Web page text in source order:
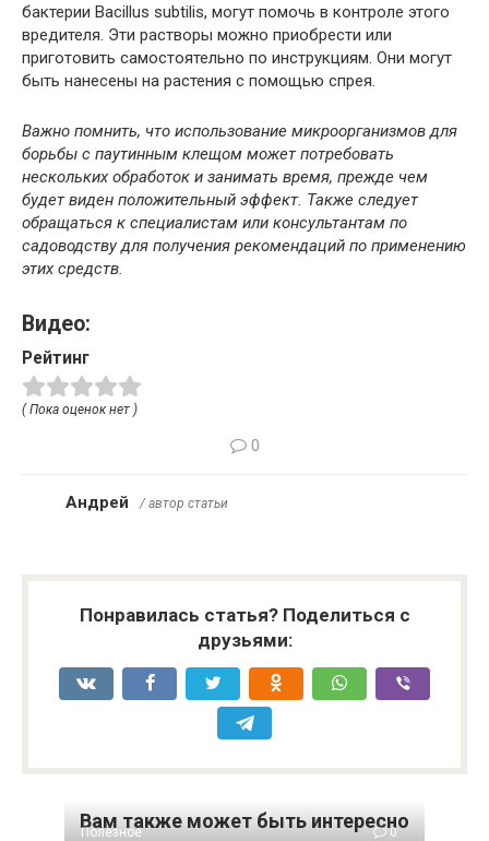
бактерии Bacillus subtilis, могут помочь в контроле этого
вредителя. Эти растворы можно приобрести или
приготовить самостоятельно по инструкциям. Они могут
быть нанесены на растения с помощью спрея.
Важно помнить, что использование микроорганизмов для
борьбы с паутинным клещом может потребовать
нескольких обработок и занимать время, прежде чем
будет виден положительный эффект. Также следует
обращаться к специалистам или консультантам по
садоводству для получения рекомендаций по применению
этих средств.
Видео:
Рейтинг
( Пока оценок нет )
0
Андрей / автор статьи
Понравилась статья? Поделиться с
друзьями:
Вам также может быть интересно
Полезное 0